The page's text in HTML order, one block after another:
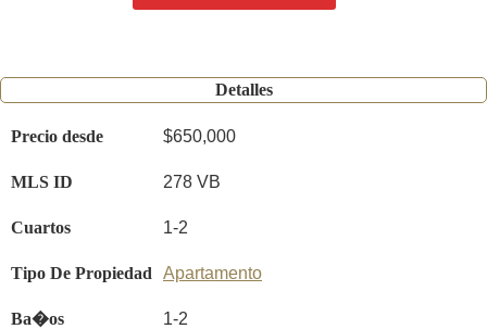
Detalles
Precio desde $650,000
MLS ID 278 VB
Cuartos 1-2
Tipo De Propiedad Apartamento
Ba�os 1-2